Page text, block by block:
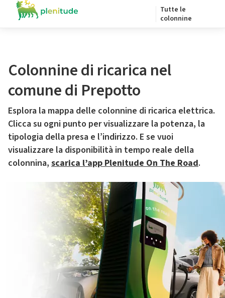
Tutte le
colonnine
Colonnine di ricarica nel
comune di Prepotto
Esplora la mappa delle colonnine di ricarica elettrica.
Clicca su ogni punto per visualizzare la potenza, la
tipologia della presa e l’indirizzo. E se vuoi
visualizzare la disponibilità in tempo reale della
colonnina, scarica l’app Plenitude On The Road.